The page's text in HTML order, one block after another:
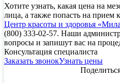
Хотите узнать, какая цена на
лица, а также попасть на прием
Центр красоты и здоровья
(800) 333-02-57. Наши
вопросы и запишут вас на
Консультация специалиста
Заказать звонокУзнать цены